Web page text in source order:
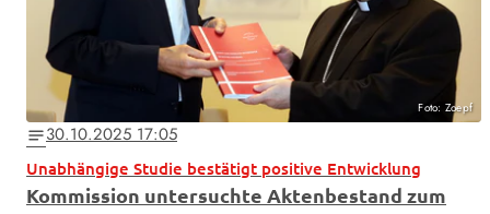
Foto: Zoepf
notes30.10.2025 17:05
Unabhängige Studie bestätigt positive Entwicklung
Kommission untersuchte Aktenbestand zum